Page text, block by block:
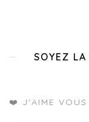
SOYEZ
❤️ J'AIME VOUS